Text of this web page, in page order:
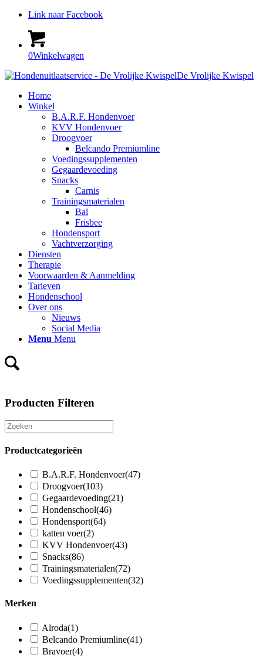
Link naar Facebook
0Winkelwagen
De Vrolijke Kwispel
Home
Winkel
B.A.R.F. Hondenvoer
KVV Hondenvoer
Droogvoer
Belcando Premiumline
Voedingssupplementen
Gegaardevoeding
Snacks
Carnis
Trainingsmaterialen
Bal
Frisbee
Hondensport
Vachtverzorging
Diensten
Therapie
Voorwaarden & Aanmelding
Tarieven
Hondenschool
Over ons
Nieuws
Social Media
Menu Menu
Producten Filteren
Productcategorieën
B.A.R.F. Hondenvoer(47)
Droogvoer(103)
Gegaardevoeding(21)
Hondenschool(46)
Hondensport(64)
katten voer(2)
KVV Hondenvoer(43)
Snacks(86)
Trainingsmaterialen(72)
Voedingssupplementen(32)
Merken
Alroda(1)
Belcando Premiumline(41)
Bravoer(4)